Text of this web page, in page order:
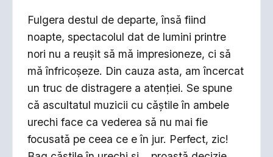
Fulgera destul de departe, însă fiind
noapte, spectacolul dat de lumini printre
nori nu a reușit să mă impresioneze, ci să
mă înfricoșeze. Din cauza asta, am încercat
un truc de distragere a atenției. Se spune
că ascultatul muzicii cu căștile în ambele
urechi face ca vederea să nu mai fie
focusată pe ceea ce e în jur. Perfect, zic!